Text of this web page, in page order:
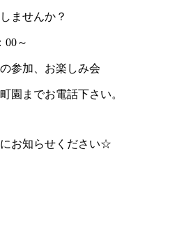
ませんか？
00～
参加、お楽しみ会
町園までお電話下さい。
お知らせください☆